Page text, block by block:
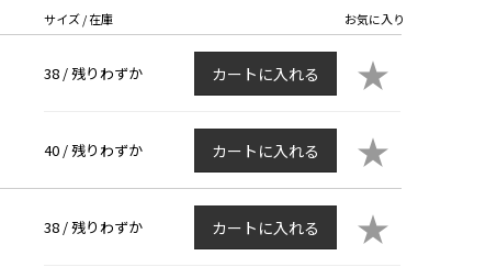
サイズ / 在庫 お気に入り
38 /残りわずか カートに入れる ★
40 /残りわずか カートに入れる ★
38 /残りわずか カートに入れる ★